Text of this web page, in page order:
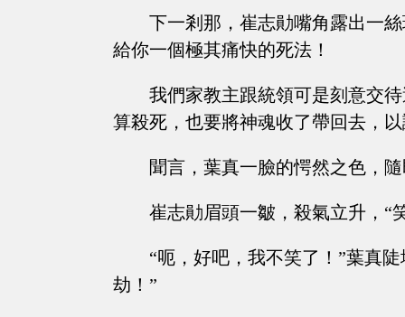
下一剎那，崔志勛嘴角露出一
給你一個極其痛快的死法！
我們家教主跟統領可是刻意交
算殺死，也要將神魂收了帶回去，
聞言，葉真一臉的愕然之色，
崔志勛眉頭一皺，殺氣立升，“
“呃，好吧，我不笑了！”葉真
劫！”